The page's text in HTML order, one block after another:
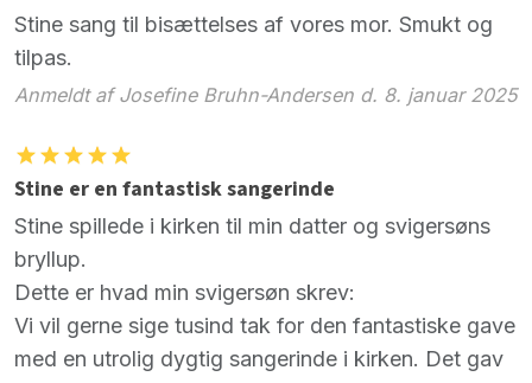
Stine sang til bisættelses af vores mor. Smukt og
tilpas.
Anmeldt af Josefine Bruhn-Andersen d. 8. januar 2025
Stine er en fantastisk sangerinde
Stine spillede i kirken til min datter og svigersøns
bryllup.
Dette er hvad min svigersøn skrev:
Vi vil gerne sige tusind tak for den fantastiske gave
med en utrolig dygtig sangerinde i kirken. Det gav